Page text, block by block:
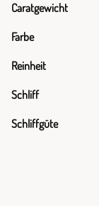
Caratgewicht
Farbe
Reinheit
Schliff
Schliffgüte